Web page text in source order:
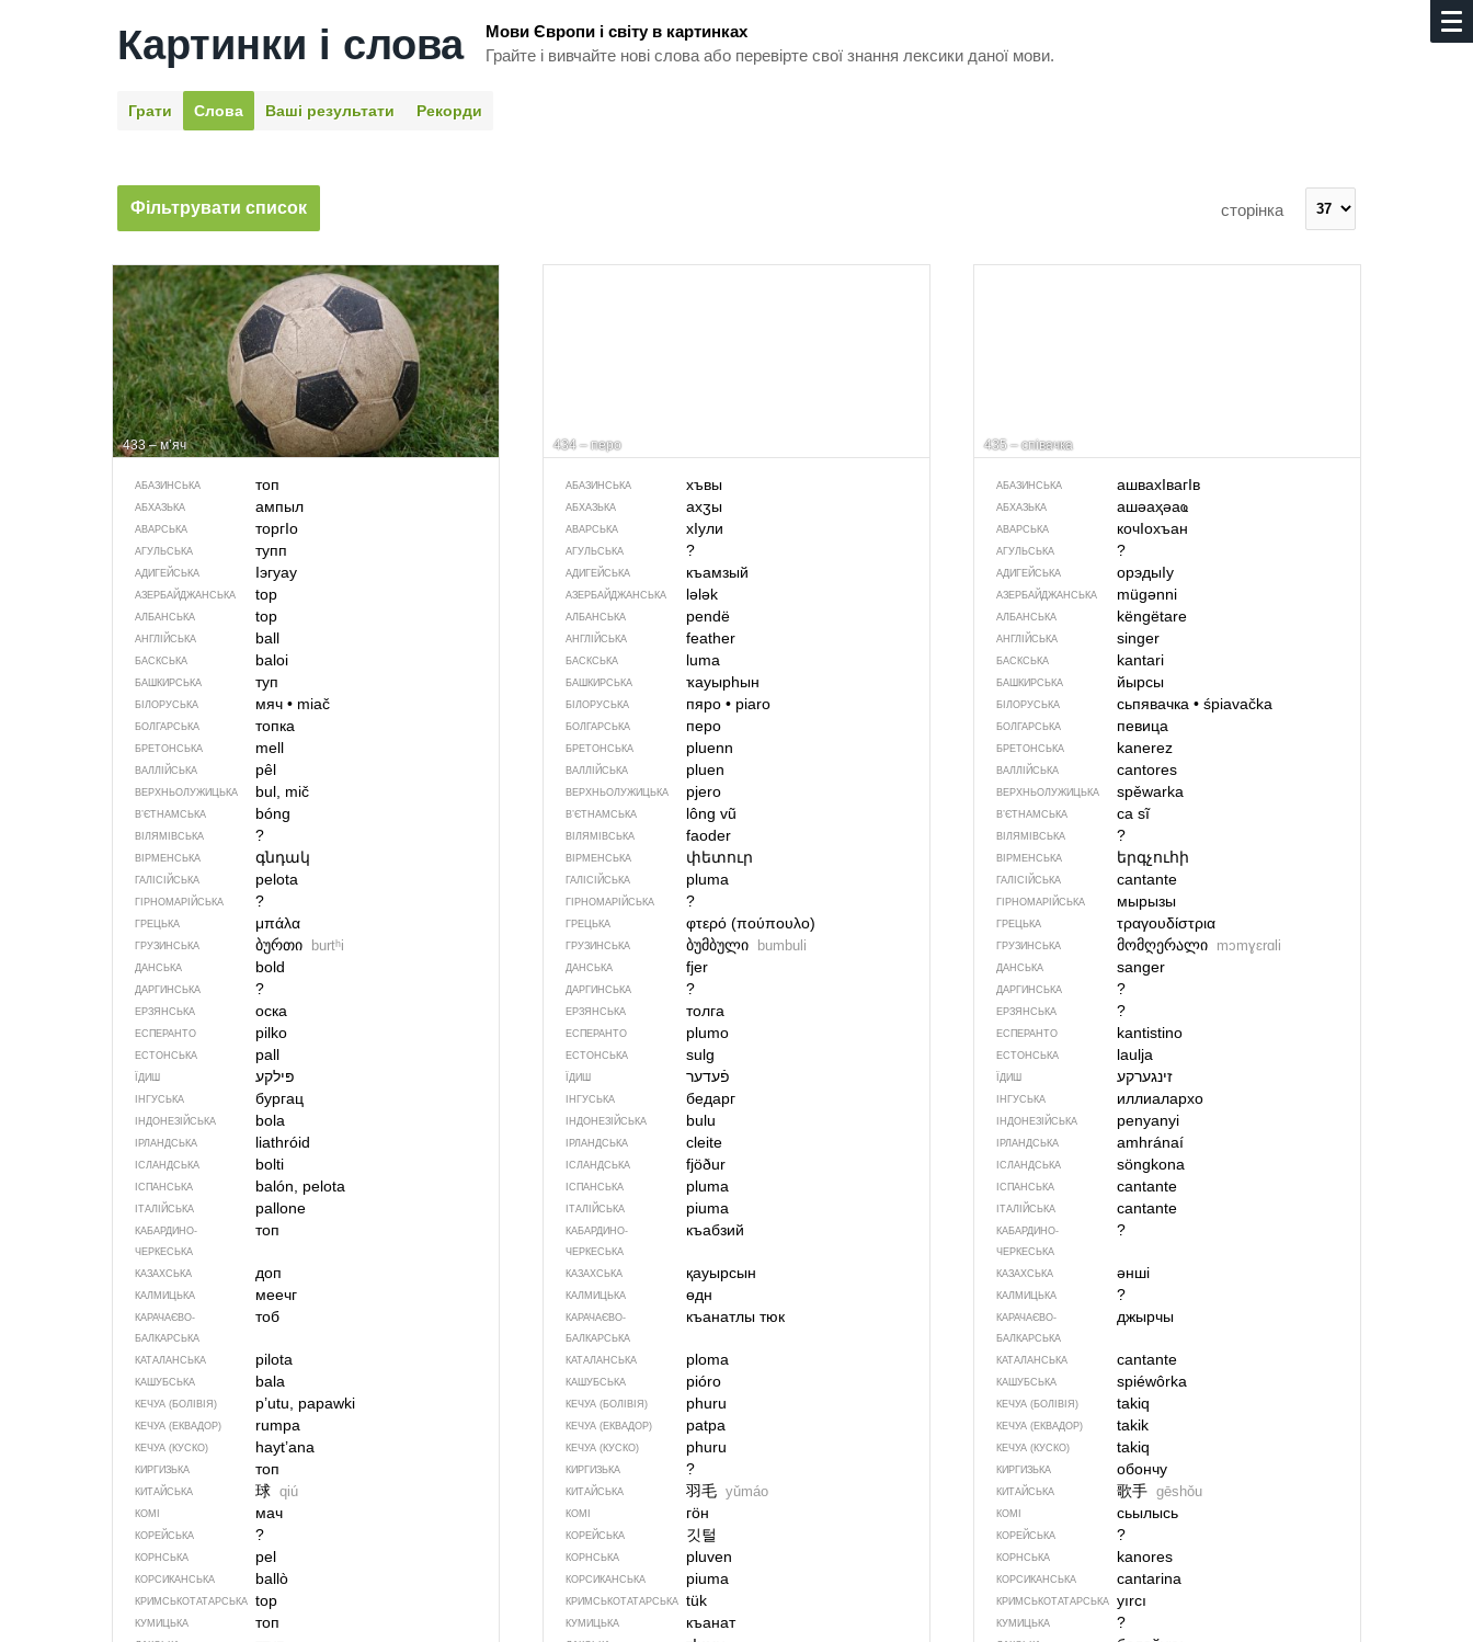
Картинки і слова
Мови Європи і світу в картинках
Грайте і вивчайте нові слова або перевірте свої знання лексики даної мови.
Грати Слова Ваші результати Рекорди
Фільтрувати список сторінка
433 – м’яч
АБАЗИНСЬКА топ
АБХАЗЬКА ампыл
АВАРСЬКА торгIо
АГУЛЬСЬКА тупп
АДИГЕЙСЬКА Iэгуау
АЗЕРБАЙДЖАНСЬКА top
АЛБАНСЬКА top
АНГЛІЙСЬКА ball
БАСКСЬКА baloi
БАШКИРСЬКА туп
БІЛОРУСЬКА мяч •miač
БОЛГАРСЬКА топка
БРЕТОНСЬКА mell
ВАЛЛІЙСЬКА pêl
ВЕРХНЬОЛУЖИЦЬКА bul, mič
В’ЄТНАМСЬКА bóng
ВІЛЯМІВСЬКА ?
ВІРМЕНСЬКА գնդակ
ГАЛІСІЙСЬКА pelota
ГІРНОМАРІЙСЬКА ?
ГРЕЦЬКА μπάλα
ГРУЗИНСЬКА ბურთი burtʰi
ДАНСЬКА bold
ДАРГИНСЬКА ?
ЕРЗЯНСЬКА оска
ЕСПЕРАНТО pilko
ЕСТОНСЬКА pall
ЇДИШ פּילקע
ІНГУСЬКА бургац
ІНДОНЕЗІЙСЬКА bola
ІРЛАНДСЬКА liathróid
ІСЛАНДСЬКА bolti
ІСПАНСЬКА balón, pelota
ІТАЛІЙСЬКА pallone
КАБАРДИНО-
ЧЕРКЕСЬКА
топ
КАЗАХСЬКА доп
КАЛМИЦЬКА меечг
КАРАЧАЄВО-
БАЛКАРСЬКА
тоб
КАТАЛАНСЬКА pilota
КАШУБСЬКА bala
КЕЧУА (БОЛІВІЯ) p’utu, papawki
КЕЧУА (ЕКВАДОР) rumpa
КЕЧУА (КУСКО) hayt’ana
КИРГИЗЬКА топ
КИТАЙСЬКА 球 qiú
КОМІ мач
КОРЕЙСЬКА ?
КОРНСЬКА pel
КОРСИКАНСЬКА ballò
КРИМСЬКОТАТАРСЬКА top
КУМИЦЬКА топ
434 – перо
АБАЗИНСЬКА хъвы
АБХАЗЬКА ахӡы
АВАРСЬКА хIули
АГУЛЬСЬКА ?
АДИГЕЙСЬКА къамзый
АЗЕРБАЙДЖАНСЬКА lələk
АЛБАНСЬКА pendë
АНГЛІЙСЬКА feather
БАСКСЬКА luma
БАШКИРСЬКА ҡауырһын
БІЛОРУСЬКА пяро • piaro
БОЛГАРСЬКА перо
БРЕТОНСЬКА pluenn
ВАЛЛІЙСЬКА pluen
ВЕРХНЬОЛУЖИЦЬКА pjero
В’ЄТНАМСЬКА lông vũ
ВІЛЯМІВСЬКА faoder
ВІРМЕНСЬКА փետուր
ГАЛІСІЙСЬКА pluma
ГІРНОМАРІЙСЬКА ?
ГРЕЦЬКА φτερό (πούπουλο)
ГРУЗИНСЬКА ბუმბული bumbuli
ДАНСЬКА fjer
ДАРГИНСЬКА ?
ЕРЗЯНСЬКА толга
ЕСПЕРАНТО plumo
ЕСТОНСЬКА sulg
ЇДИШ פֿעדער
ІНГУСЬКА бедарг
ІНДОНЕЗІЙСЬКА bulu
ІРЛАНДСЬКА cleite
ІСЛАНДСЬКА fjöður
ІСПАНСЬКА pluma
ІТАЛІЙСЬКА piuma
КАБАРДИНО-
ЧЕРКЕСЬКА
къабзий
КАЗАХСЬКА қауырсын
КАЛМИЦЬКА өдн
КАРАЧАЄВО-
БАЛКАРСЬКА
къанатлы тюк
КАТАЛАНСЬКА ploma
КАШУБСЬКА pióro
КЕЧУА (БОЛІВІЯ) phuru
КЕЧУА (ЕКВАДОР) patpa
КЕЧУА (КУСКО) phuru
КИРГИЗЬКА ?
КИТАЙСЬКА 羽毛 yǔmáo
КОМІ гӧн
КОРЕЙСЬКА 깃털
КОРНСЬКА pluven
КОРСИКАНСЬКА piuma
КРИМСЬКОТАТАРСЬКА tük
КУМИЦЬКА къанат
435 – співачка
АБАЗИНСЬКА ашвахIвагIв
АБХАЗЬКА ашәаҳәаҩ
АВАРСЬКА кочIохъан
АГУЛЬСЬКА ?
АДИГЕЙСЬКА орэдыIу
АЗЕРБАЙДЖАНСЬКА mügənni
АЛБАНСЬКА këngëtare
АНГЛІЙСЬКА singer
БАСКСЬКА kantari
БАШКИРСЬКА йырсы
БІЛОРУСЬКА сьпявачка• śpiavačka
БОЛГАРСЬКА певица
БРЕТОНСЬКА kanerez
ВАЛЛІЙСЬКА cantores
ВЕРХНЬОЛУЖИЦЬКА spěwarka
В’ЄТНАМСЬКА ca sĩ
ВІЛЯМІВСЬКА ?
ВІРМЕНСЬКА երգչուհի
ГАЛІСІЙСЬКА cantante
ГІРНОМАРІЙСЬКА мырызы
ГРЕЦЬКА τραγουδίστρια
ГРУЗИНСЬКА მომღერალი mɔmɣɛrɑli
ДАНСЬКА sanger
ДАРГИНСЬКА ?
ЕРЗЯНСЬКА ?
ЕСПЕРАНТО kantistino
ЕСТОНСЬКА laulja
ЇДИШ זינגערקע
ІНГУСЬКА иллиалархо
ІНДОНЕЗІЙСЬКА penyanyi
ІРЛАНДСЬКА amhránaí
ІСЛАНДСЬКА söngkona
ІСПАНСЬКА cantante
ІТАЛІЙСЬКА cantante
КАБАРДИНО-
ЧЕРКЕСЬКА
?
КАЗАХСЬКА әнші
КАЛМИЦЬКА ?
КАРАЧАЄВО-
БАЛКАРСЬКА
джырчы
КАТАЛАНСЬКА cantante
КАШУБСЬКА spiéwôrka
КЕЧУА (БОЛІВІЯ) takiq
КЕЧУА (ЕКВАДОР) takik
КЕЧУА (КУСКО) takiq
КИРГИЗЬКА обончу
КИТАЙСЬКА 歌手 gēshǒu
КОМІ сьылысь
КОРЕЙСЬКА ?
КОРНСЬКА kanores
КОРСИКАНСЬКА cantarina
КРИМСЬКОТАТАРСЬКА yırcı
КУМИЦЬКА ?